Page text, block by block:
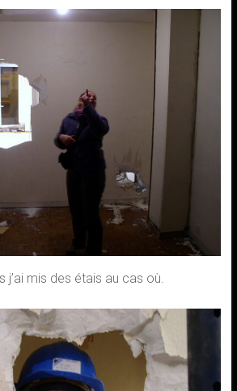
j’ai mis des étais au cas où.